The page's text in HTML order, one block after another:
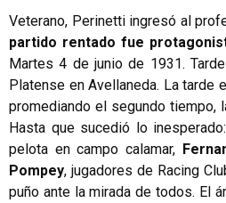
Veterano, Perinetti ingresó al
partido rentado fue
Martes 4 de junio de 1931.
Platense en Avellaneda. La tarde
promediando el segundo tiempo,
Hasta que sucedió lo
pelota en campo calamar,
Pompey, jugadores de Racing
puño ante la mirada de todos. El